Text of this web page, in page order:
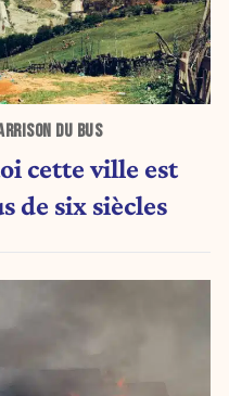
DU BUS
cette ville est
de six siècles